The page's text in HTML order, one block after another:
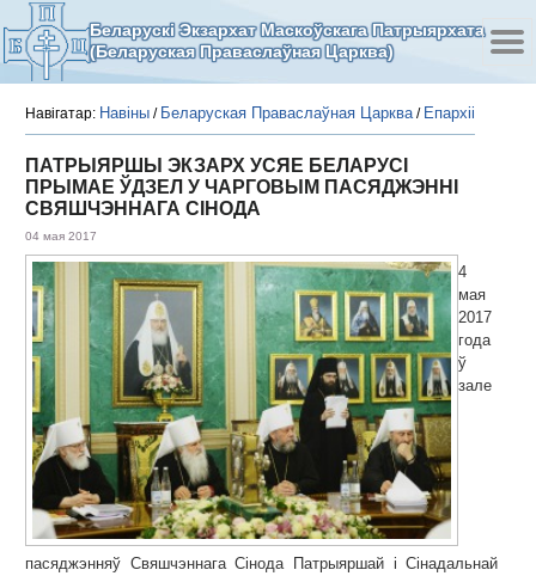
Беларускі Экзархат Маскоўскага Патрыярхата
(Беларуская Праваслаўная Царква)
Навігатар: Навіны / Беларуская Праваслаўная Царква/ Епархіі
ПАТРЫЯРШЫ ЭКЗАРХ УСЯЕ БЕЛАРУСІ
ПРЫМАЕ ЎДЗЕЛ У ЧАРГОВЫМ ПАСЯДЖЭННІ
СВЯШЧЭННАГА СІНОДА
04 мая 2017
4
мая
2017
года
ў
зале
пасяджэнняў Свяшчэннага Сінода Патрыяршай і Сінадальнай